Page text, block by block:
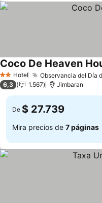
2 Estrellas
Hotel Observancia del Día
Coco De Heaven
6,3 1.567 Jimbaran
De $ 27.739
Mira precios de 7 páginas